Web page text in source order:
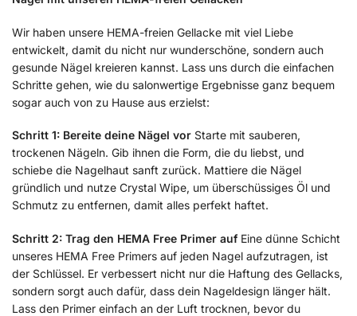
Wir haben unsere HEMA-freien Gellacke mit viel Liebe
entwickelt, damit du nicht nur wunderschöne, sondern auch
gesunde Nägel kreieren kannst. Lass uns durch die einfachen
Schritte gehen, wie du salonwertige Ergebnisse ganz bequem
sogar auch von zu Hause aus erzielst:
Schritt 1: Bereite deine Nägel vor Starte mit sauberen,
trockenen Nägeln. Gib ihnen die Form, die du liebst, und
schiebe die Nagelhaut sanft zurück. Mattiere die Nägel
gründlich und nutze Crystal Wipe, um überschüssiges Öl und
Schmutz zu entfernen, damit alles perfekt haftet.
Schritt 2: Trag den HEMA Free Primer aufEine dünne Schicht
unseres HEMA Free Primers auf jeden Nagel aufzutragen, ist
der Schlüssel. Er verbessert nicht nur die Haftung des Gellacks,
sondern sorgt auch dafür, dass dein Nageldesign länger hält.
Lass den Primer einfach an der Luft trocknen, bevor du